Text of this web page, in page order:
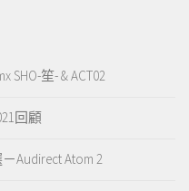
SHO-笙- & ACT02
回顧
Audirect Atom 2